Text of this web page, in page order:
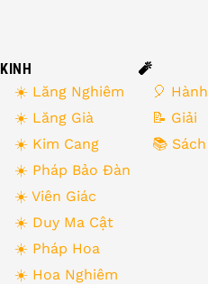
KINH
☀️ Lăng Nghiêm
☀️ Lăng Già
☀️ Kim Cang
☀️ Pháp Bảo Đàn
☀️ Viên Giác
☀️ Duy Ma Cật
☀️ Pháp Hoa
☀️ Hoa Nghiêm
🧨
🎈 Hành
📝 Giải
📚 Sách